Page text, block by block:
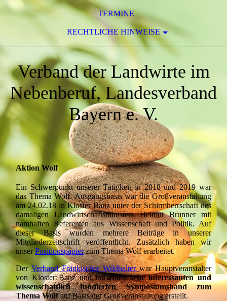
TERMINE
RECHTLICHE HINWEISE
Verband der Landwirte im
Nebenberuf, Landesverband
Bayern e. V.
Aktion Wolf
Ein Schwerpunkt unserer Tätigkeit in 2018 und 2019 war
das Thema Wolf. Ausgangsbasis war die Großveranstaltung
am 24.02.18 in Kloster Banz unter der Schirmherrschaft des
damaligen Landwirtschaftsministers Helmut Brunner mit
namhaften Referenten aus Wissenschaft und Politik. Auf
dieser Basis wurden mehrere Beiträge in unserer
Mitgliederzeitschriftveröffentlicht. Zusätzlich haben wir
unserPositionspapierzum Thema Wolf erarbeitet.
DerVerband Fränkischer Wildhalterwar Hauptveranstalter
von Kloster Banz und hat einensehr interessanten und
wissenschaftlich fundierten Symposiumsband zum
Thema Wolfauf Basis der Großveranstaltung erstellt.